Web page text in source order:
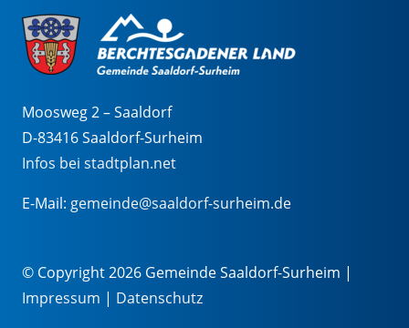
Moosweg 2 – Saaldorf
D-83416 Saaldorf-Surheim
Infos bei stadtplan.net
E-Mail: gemeinde@saaldorf-surheim.de
© Copyright 2026 Gemeinde Saaldorf-Surheim |
Impressum | Datenschutz